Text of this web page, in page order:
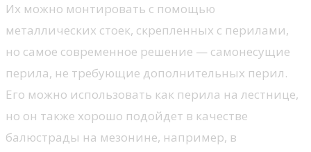
Их можно монтировать с помощью
металлических стоек, скрепленных с перилами,
но самое современное решение — самонесущие
перила, не требующие дополнительных перил.
Его можно использовать как перила на лестнице,
но он также хорошо подойдет в качестве
балюстрады на мезонине, например, в